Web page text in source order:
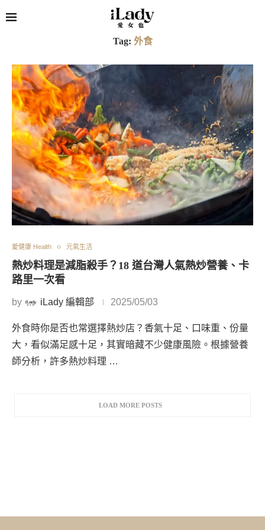
Tag: 外食
愛健康 Health 元氣生活
熱炒料理是減脂殺手？18 道台灣人氣熱炒營養、卡
路里一次看
by iLady 編輯部 2025/05/03
外食時你是否也常選擇熱炒店？香氣十足、口味重、份量
大，看似滿足感十足，其實暗藏不少健康風險。根據營養
師分析，許多熱炒料理 …
LOAD MORE POSTS